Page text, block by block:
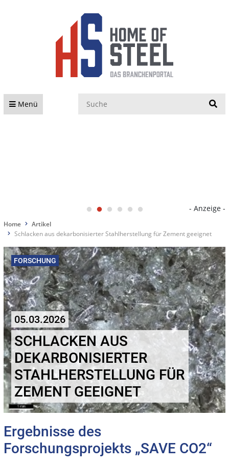
Menü
- Anzeige -
Home
Artikel
Schlacken aus dekarbonisierter Stahlherstellung für Zement geeignet
FORSCHUNG
05.03.2026
SCHLACKEN AUS
DEKARBONISIERTER
STAHLHERSTELLUNG FÜR
ZEMENT GEEIGNET
Ergebnisse des
Forschungsprojekts „SAVE CO2“